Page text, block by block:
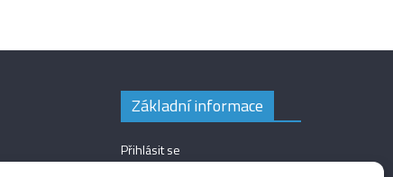
Základní informace
Přihlásit se